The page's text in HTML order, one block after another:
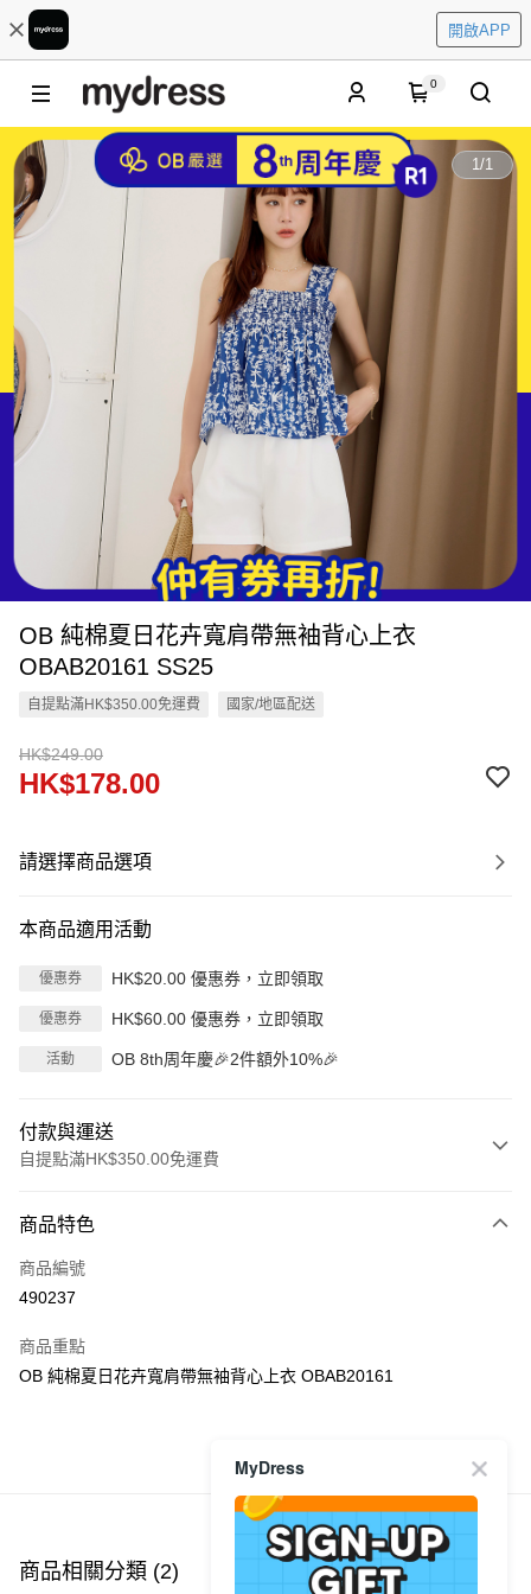
開啟APP
0
1/1
OB 純棉夏日花卉寬肩帶無袖背心上衣
OBAB20161 SS25
自提點滿HK$350.00免運費 國家/地區配送
HK$249.00
HK$178.00
請選擇商品選項
本商品適用活動
優惠券 HK$20.00 優惠券，立即領取
優惠券 HK$60.00 優惠券，立即領取
活動 OB 8th周年慶🎉2件額外10%🎉
付款與運送
自提點滿HK$350.00免運費
信用卡
Apple Pay
PayMe
每筆HK$40.00，滿HK$350.00或以上免運費
付款後順豐站及營業點
商品特色
商品編號
490237
商品重點
OB 純棉夏日花卉寬肩帶無袖背心上衣 OBAB20161
商品推薦
商品相關分類 (2)
MyDress